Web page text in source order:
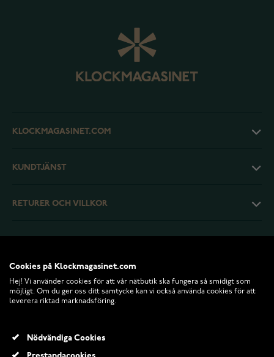
KLOCKMAGASINET.COM
KUNDTJÄNST
RETURER OCH VILLKOR
Cookies på Klockmagasinet.com
Hej! Vi använder cookies för att vår nätbutik ska fungera så smidigt som
möjligt. Om du ger oss ditt samtycke kan vi också använda cookies för att
leverera riktad marknadsföring.
Nödvändiga Cookies